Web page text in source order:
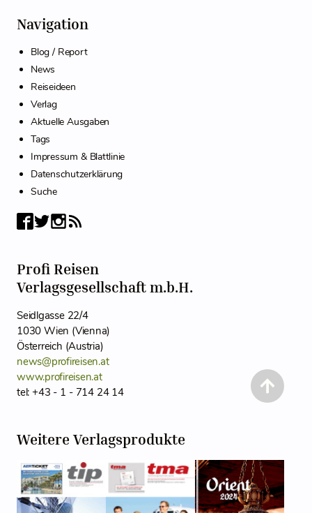
Navigation
Blog / Report
News
Reiseideen
Verlag
Aktuelle Ausgaben
Tags
Impressum & Blattlinie
Datenschutzerklärung
Suche
Profi Reisen
Verlagsgesellschaft m.b.H.
Seidlgasse 22/4
1030 Wien (Vienna)
Österreich (Austria)
news@profireisen.at
www.profireisen.at
tel: +43 - 1 - 714 24 14
Weitere Verlagsprodukte